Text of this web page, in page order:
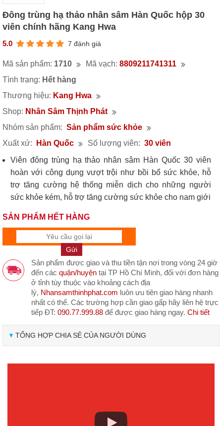
Đông trùng hạ thảo nhân sâm Hàn Quốc hộp 30
viên chính hãng Kang Hwa
5.0 7 đánh giá
Mã sản phẩm: 1710 Mã vạch: 8809211741311
Tình trạng: Hết hàng
Thương hiệu: Kang Hwa
Shop: Nhân Sâm Thịnh Phát
Nhóm sản phẩm: Sản phẩm sức khỏe
Xuất xứ:
Hàn Quốc Số lượng viên: 30 viên
Viên đông trùng hạ thảo nhân sâm Hàn Quốc 30 viên
hoàn​ với công dụng vượt trội như bồi bổ sức khỏe, hỗ
trợ tăng cường hệ thống miễn dịch cho những người
sức khỏe kém, hỗ trợ tăng cường sức khỏe cho nam giới
giúp tăng khả năng bồi bổ cho cơ thể.
Hộp gỗ sang trọng, sản phẩm chất lượng và tốt với sức
khỏe nên thường được chọn làm quà tặng sức khỏe cao
cấp cho người thân, bạn bè, đối tác khách hàng trong
những dịp quan trọng
SẢN PHẨM HẾT HÀNG
Sản phẩm được giao và thu tiền tận nơi trong vòng 24 giờ
đến các quận/huyện tại TP Hồ Chí Minh, đối với đơn hàng
ở tỉnh tùy thuộc vào khoảng cách địa
lý, Nhansamthinhphat.com luôn ưu tiên giao hàng nhanh
nhất có thể. Các trường hợp cần giao gấp hãy liên hệ trực
tiếp ĐT: 090.77.999.88 để được giao hàng ngay. Chi tiết
TỔNG HỢP CHIA SẺ CỦA NGƯỜI DÙNG